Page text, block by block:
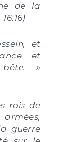
de la
et
et
»
rois de
guerre